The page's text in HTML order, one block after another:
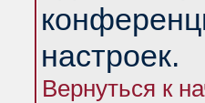
настроек.
Вернуться к